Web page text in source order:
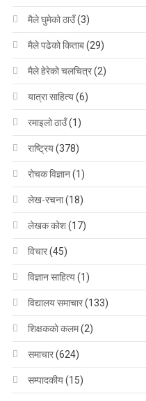
मैले घुमेको ठाउँ(3)
मैले पढेको किताब(29)
मैले हेरेको चलचित्र(2)
यात्रा साहित्य(6)
रमाइलो ठाउँ(1)
राष्ट्रिय(378)
रोचक विज्ञान(1)
लेख-रचना(18)
लेखक कोश(17)
विचार(45)
विज्ञान साहित्य(1)
विद्यालय समाचार(133)
शिक्षककाे कलम(2)
समाचार(624)
सम्पादकीय(15)